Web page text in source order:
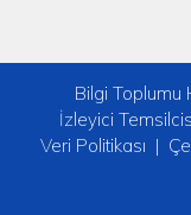
Bilgi Toplumu
İzleyici
Veri Politikası